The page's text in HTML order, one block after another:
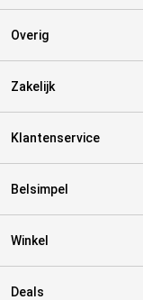
Overig
Zakelijk
Klantenservice
Belsimpel
Winkel
Deals